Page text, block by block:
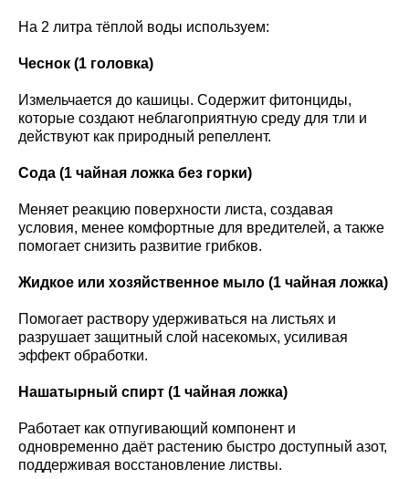
На 2 литра тёплой воды используем:
Чеснок (1 головка)
Измельчается до кашицы. Содержит фитонциды,
которые создают неблагоприятную среду для тли и
действуют как природный репеллент.
Сода (1 чайная ложка без горки)
Меняет реакцию поверхности листа, создавая
условия, менее комфортные для вредителей, а также
помогает снизить развитие грибков.
Жидкое или хозяйственное мыло (1 чайная ложка)
Помогает раствору удерживаться на листьях и
разрушает защитный слой насекомых, усиливая
эффект обработки.
Нашатырный спирт (1 чайная ложка)
Работает как отпугивающий компонент и
одновременно даёт растению быстро доступный азот,
поддерживая восстановление листвы.